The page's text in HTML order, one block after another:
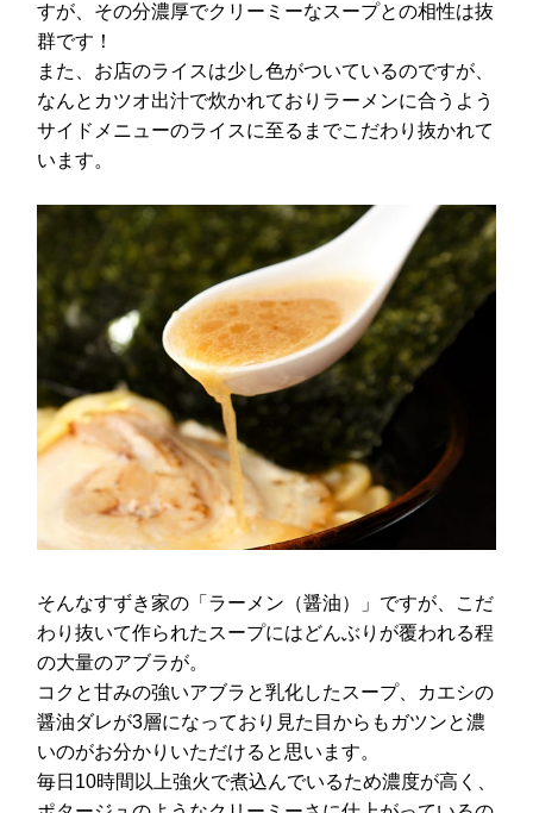
すが、その分濃厚でクリーミーなスープとの相性は抜
群です！
また、お店のライスは少し色がついているのですが、
なんとカツオ出汁で炊かれておりラーメンに合うよう
サイドメニューのライスに至るまでこだわり抜かれて
います。
そんなすずき家の「ラーメン（醤油）」ですが、こだ
わり抜いて作られたスープにはどんぶりが覆われる程
の大量のアブラが。
コクと甘みの強いアブラと乳化したスープ、カエシの
醤油ダレが3層になっており見た目からもガツンと濃
いのがお分かりいただけると思います。
毎日10時間以上強火で煮込んでいるため濃度が高く、